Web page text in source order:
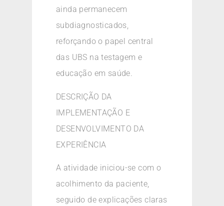
ainda permanecem
subdiagnosticados,
reforçando o papel central
das UBS na testagem e
educação em saúde.
DESCRIÇÃO DA
IMPLEMENTAÇÃO E
DESENVOLVIMENTO DA
EXPERIÊNCIA
A atividade iniciou-se com o
acolhimento da paciente,
seguido de explicações claras